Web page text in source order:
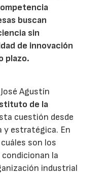
buscan
sin
de innovación
plazo.
Agustín
de la
cuestión desde
y estratégica. En
son los
la
industrial